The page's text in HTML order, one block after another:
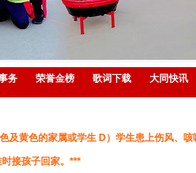
务 荣誉金榜 歌词下载 大同快讯
的家属或学生 D）学生患上伤风、咳嗽、
子回家。***